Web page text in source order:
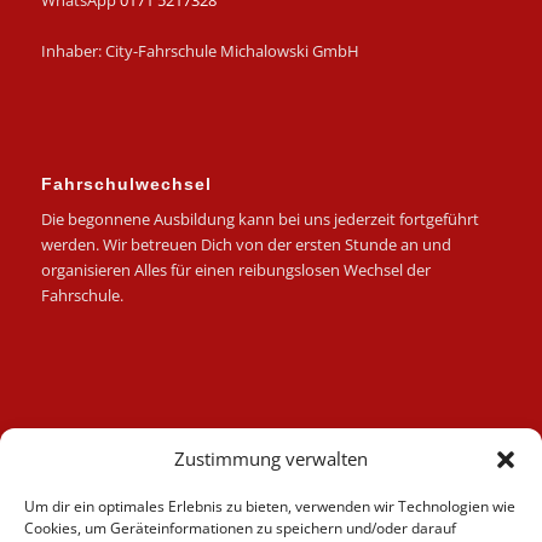
Zustimmung verwalten
Um dir ein optimales Erlebnis zu bieten, verwenden wir Technologien wie
Cookies, um Geräteinformationen zu speichern und/oder darauf
Inhaber: City-Fahrschule Michalowski GmbH
Fahrschulwechsel
Die begonnene Ausbildung kann bei uns jederzeit fortgeführt
werden. Wir betreuen Dich von der ersten Stunde an und
organisieren Alles für einen reibungslosen Wechsel der
Fahrschule.
Fahrlehrer